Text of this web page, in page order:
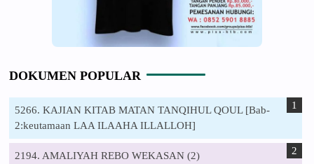
DOKUMEN POPULAR
5266. KAJIAN KITAB MATAN TANQIHUL QOUL [Bab-
2:keutamaan LAA ILAAHA ILLALLOH]
2194. AMALIYAH REBO WEKASAN (2)